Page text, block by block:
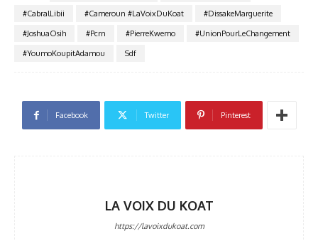
#CabralLibii
#Cameroun #LaVoixDuKoat
#DissakeMarguerite
#JoshuaOsih
#Pcrn #PierreKwemo
#UnionPourLeChangement
#YoumoKoupitAdamou
Sdf
Facebook Twitter Pinterest
LA VOIX DU KOAT
https://lavoixdukoat.com